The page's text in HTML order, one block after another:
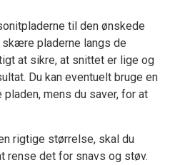
til den ønskede
pladerne langs de
at sikre, at snittet er lige og
Du kan eventuelt bruge en
mens du saver, for at
rigtige størrelse, skal du
rense det for snavs og støv.